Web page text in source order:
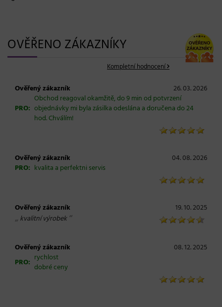
OVĚŘENO ZÁKAZNÍKY
Kompletní hodnocení
Ověřený zákazník
26. 03. 2026
PRO:
Obchod reagoval okamžitě, do 9 min od potvrzení
objednávky mi byla zásilka odeslána a doručena do 24
hod. Chválím!
Ověřený zákazník
04. 08. 2026
PRO: kvalita a perfektni servis
Ověřený zákazník 19. 10. 2025
„ kvalitní výrobek“
Ověřený zákazník
08. 12. 2025
PRO: rychlost
dobré ceny